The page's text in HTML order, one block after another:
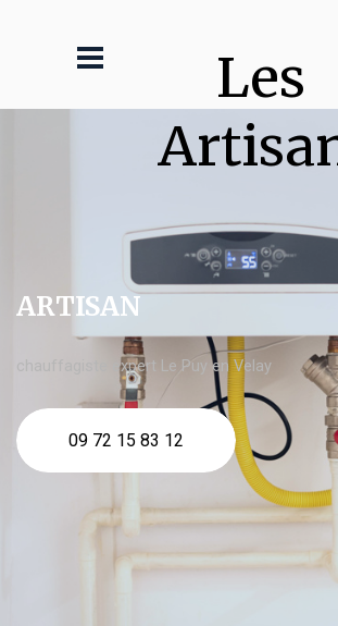
Les
ARTISAN
chauffagiste expert Le Puy en Velay
09 72 15 83 12